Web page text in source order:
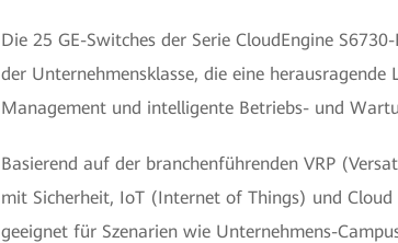
Die 25 GE-Switches der Serie CloudEngine
der Unternehmensklasse, die eine herausragende
Management und intelligente Betriebs- und
Basierend auf der branchenführenden VRP
mit Sicherheit, IoT (Internet of Things) und
geeignet für Szenarien wie Unternehmens-